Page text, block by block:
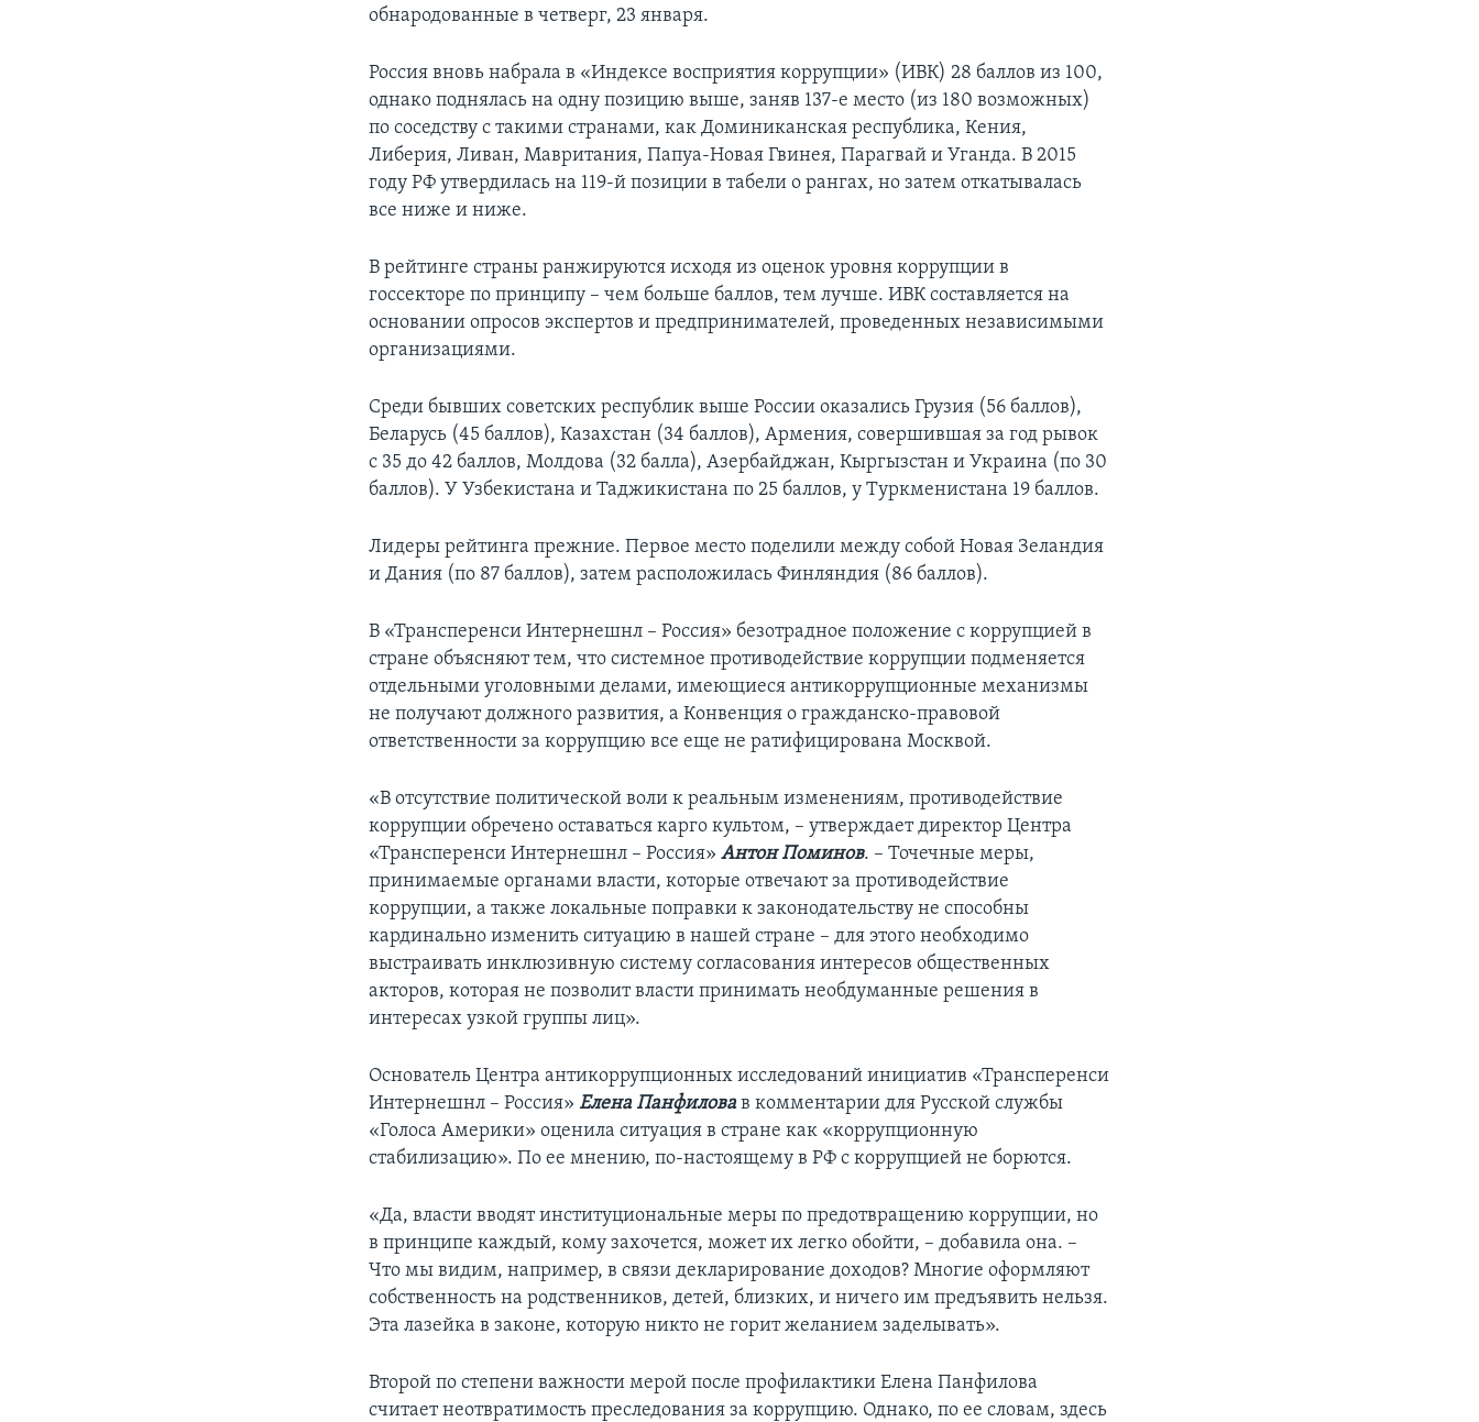
обнародованные в четверг, 23 января.
Россия вновь набрала в «Индексе восприятия коррупции» (ИВК) 28 баллов из 100,
однако поднялась на одну позицию выше, заняв 137-е место (из 180 возможных)
по соседству с такими странами, как Доминиканская республика, Кения,
Либерия, Ливан, Мавритания, Папуа-Новая Гвинея, Парагвай и Уганда. В 2015
году РФ утвердилась на 119-й позиции в табели о рангах, но затем откатывалась
все ниже и ниже.
В рейтинге страны ранжируются исходя из оценок уровня коррупции в
госсекторе по принципу – чем больше баллов, тем лучше. ИВК составляется на
основании опросов экспертов и предпринимателей, проведенных независимыми
организациями.
Среди бывших советских республик выше России оказались Грузия (56 баллов),
Беларусь (45 баллов), Казахстан (34 баллов), Армения, совершившая за год рывок
с 35 до 42 баллов, Молдова (32 балла), Азербайджан, Кыргызстан и Украина (по 30
баллов). У Узбекистана и Таджикистана по 25 баллов, у Туркменистана 19 баллов.
Лидеры рейтинга прежние. Первое место поделили между собой Новая Зеландия
и Дания (по 87 баллов), затем расположилась Финляндия (86 баллов).
В «Трансперенси Интернешнл – Россия» безотрадное положение с коррупцией в
стране объясняют тем, что системное противодействие коррупции подменяется
отдельными уголовными делами, имеющиеся антикоррупционные механизмы
не получают должного развития, а Конвенция о гражданско-правовой
ответственности за коррупцию все еще не ратифицирована Москвой.
«В отсутствие политической воли к реальным изменениям, противодействие
коррупции обречено оставаться карго культом, – утверждает директор Центра
«Трансперенси Интернешнл – Россия»Антон Поминов. – Точечные меры,
принимаемые органами власти, которые отвечают за противодействие
коррупции, а также локальные поправки к законодательству не способны
кардинально изменить ситуацию в нашей стране – для этого необходимо
выстраивать инклюзивную систему согласования интересов общественных
акторов, которая не позволит власти принимать необдуманные решения в
интересах узкой группы лиц».
Основатель Центра антикоррупционных исследований инициатив «Трансперенси
Интернешнл – Россия» Елена Панфиловав комментарии для Русской службы
«Голоса Америки» оценила ситуация в стране как «коррупционную
стабилизацию». По ее мнению, по-настоящему в РФ с коррупцией не борются.
«Да, власти вводят институциональные меры по предотвращению коррупции, но
в принципе каждый, кому захочется, может их легко обойти, – добавила она. –
Что мы видим, например, в связи декларирование доходов? Многие оформляют
собственность на родственников, детей, близких, и ничего им предъявить нельзя.
Эта лазейка в законе, которую никто не горит желанием заделывать».
Второй по степени важности мерой после профилактики Елена Панфилова
считает неотвратимость преследования за коррупцию. Однако, по ее словам, здесь